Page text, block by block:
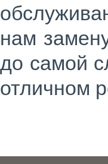
нам
до самой
отличном